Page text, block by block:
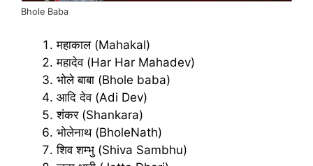
Bhole Baba
महाकाल (Mahakal)
महादेव (Har Har Mahadev)
भोले बाबा (Bhole baba)
आदि देव (Adi Dev)
शंकर (Shankara)
भोलेनाथ (BholeNath)
शिव शम्भु (Shiva Sambhu)